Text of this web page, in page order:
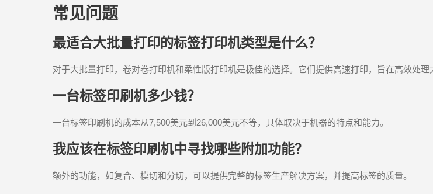
常见问题
最适合大批量打印的标签打印机类型是什么？
对于大批量打印，卷对卷打印机和柔性版打印机是极佳的选择。它们提供高速打印，旨在高效处理
一台标签印刷机多少钱？
一台标签印刷机的成本从7,500美元到26,000美元不等，具体取决于机器的特点和能力。
我应该在标签印刷机中寻找哪些附加功能？
额外的功能，如复合、模切和分切，可以提供完整的标签生产解决方案，并提高标签的质量。